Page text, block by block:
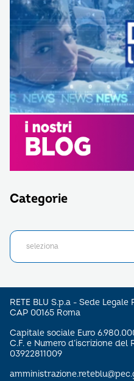
Categorie
RETE BLU S.p.a - Sede
CAP 00165 Roma
Capitale sociale Euro
C.F. e Numero d’iscrizione
03922811009